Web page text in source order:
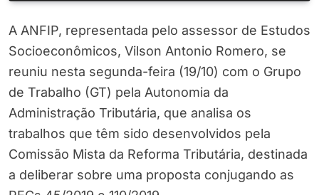
A ANFIP, representada pelo assessor de Estudos
Socioeconômicos, Vilson Antonio Romero, se
reuniu nesta segunda-feira (19/10) com o Grupo
de Trabalho (GT) pela Autonomia da
Administração Tributária, que analisa os
trabalhos que têm sido desenvolvidos pela
Comissão Mista da Reforma Tributária, destinada
a deliberar sobre uma proposta conjugando as